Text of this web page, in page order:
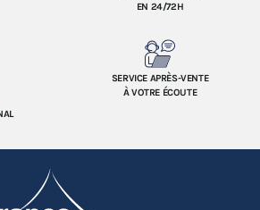
EN 24/72H
SERVICE APRÈS-VENTE
À VOTRE ÉCOUTE